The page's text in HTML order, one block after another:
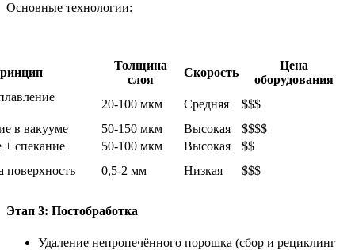
Основные технологии:
Толщина
слоя
Скорость
Цена
оборудования
20-100 мкм Средняя
$$$
в вакууме
50-150 мкм Высокая
$$$$
спекание
50-100 мкм Высокая
$$
поверхность
0,5-2 мм Низкая $$$
Этап 3: Постобработка
Удаление непропечённого порошка (сбор и рециклинг